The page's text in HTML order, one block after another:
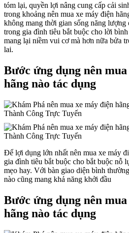
tóm lại, quyền lợi nâng cung cấp cải
trong khoảng nên mua xe máy điện
không mang thời gian sống năng lượng
trong gia đình tiêu bắt buộc cho lời
mang lại niềm vui cơ mà hơn nữa bửa
lai.
Bước ứng dụng nên
hãng nào tác dụng
Để lợi dụng lớn nhất nên mua xe máy
gia đình tiêu bắt buộc cho bắt buộc nỗ
mẹo hay. Với bàn giao diện bình
nào cũng mang khả năng khởi đầu
Bước ứng dụng nên
hãng nào tác dụng